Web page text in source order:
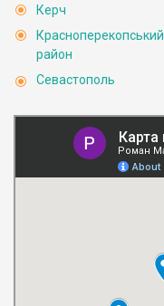
Керч
Красноперекопський
район
Севастополь